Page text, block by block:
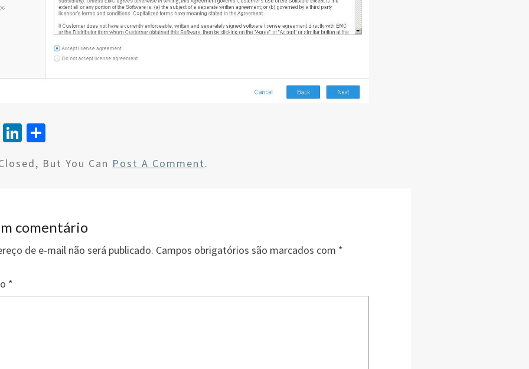
Li
ke ar
But You Can Post A Comment.
comentário
de e-mail não será publicado. Campos obrigatórios são marcados com *
*